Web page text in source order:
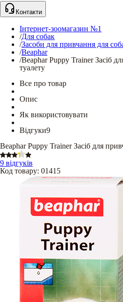
Контакти
Інтернет-зоомагазин №1
/Для собак
/Засоби для привчання для
/Beaphar
/Beaphar Puppy Trainer Засіб
туалету
Все про товар
Опис
Як використовувати
Відгуки9
Beaphar Puppy Trainer Засіб для
9 відгуків
Код товару: 01415